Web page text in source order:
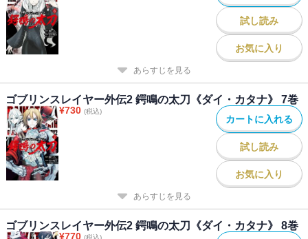
試し読み
お気に入り
あらすじを見る
ゴブリンスレイヤー外伝2 鍔鳴の太刀《ダイ・カタナ》 7巻
¥730 (税込)
カートに入れる
試し読み
お気に入り
あらすじを見る
ゴブリンスレイヤー外伝2 鍔鳴の太刀《ダイ・カタナ》 8巻
¥770 (税込)